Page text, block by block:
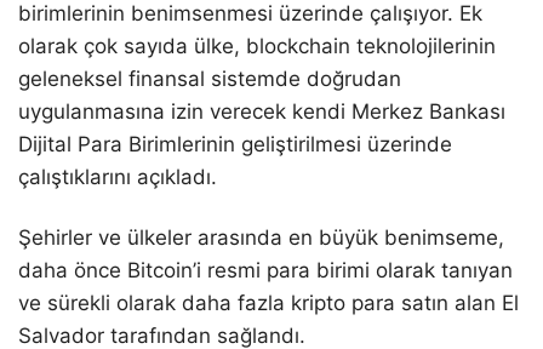
birimlerinin benimsenmesi üzerinde çalışıyor. Ek
olarak çok sayıda ülke, blockchain teknolojilerinin
geleneksel finansal sistemde doğrudan
uygulanmasına izin verecek kendi Merkez Bankası
Dijital Para Birimlerinin geliştirilmesi üzerinde
çalıştıklarını açıkladı.
Şehirler ve ülkeler arasında en büyük benimseme,
daha önce Bitcoin’i resmi para birimi olarak tanıyan
ve sürekli olarak daha fazla kripto para satın alan El
Salvador tarafından sağlandı.